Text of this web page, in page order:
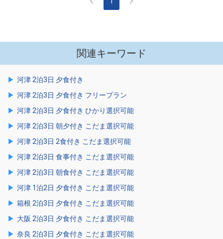
関連キーワード
河津 2泊3日 夕食付き
河津 2泊3日 夕食付き フリープラン
河津 2泊3日 夕食付き ひかり選択可能
河津 2泊3日 朝夕付き こだま選択可能
河津 2泊3日 2食付き こだま選択可能
河津 2泊3日 食事付き こだま選択可能
河津 2泊3日 朝食付き こだま選択可能
河津 1泊2日 夕食付き こだま選択可能
箱根 2泊3日 夕食付き こだま選択可能
大阪 2泊3日 夕食付き こだま選択可能
奈良 2泊3日 夕食付き こだま選択可能